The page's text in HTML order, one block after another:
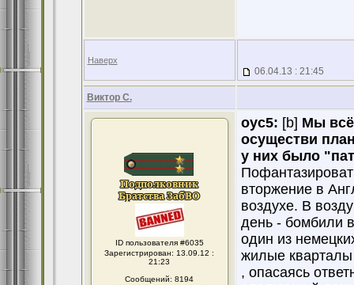
Наверх
06.04.13 : 21:45
Виктор С.
ID пользователя #6035
Зарегистрирован: 13.09.12 :
21:23
Сообщений: 8194
оус5: [b] Мы всё
осуществи
у них было
вторжение в
воздухе. В
день - бомбили
один из
жилые кварталы
, опасаясь